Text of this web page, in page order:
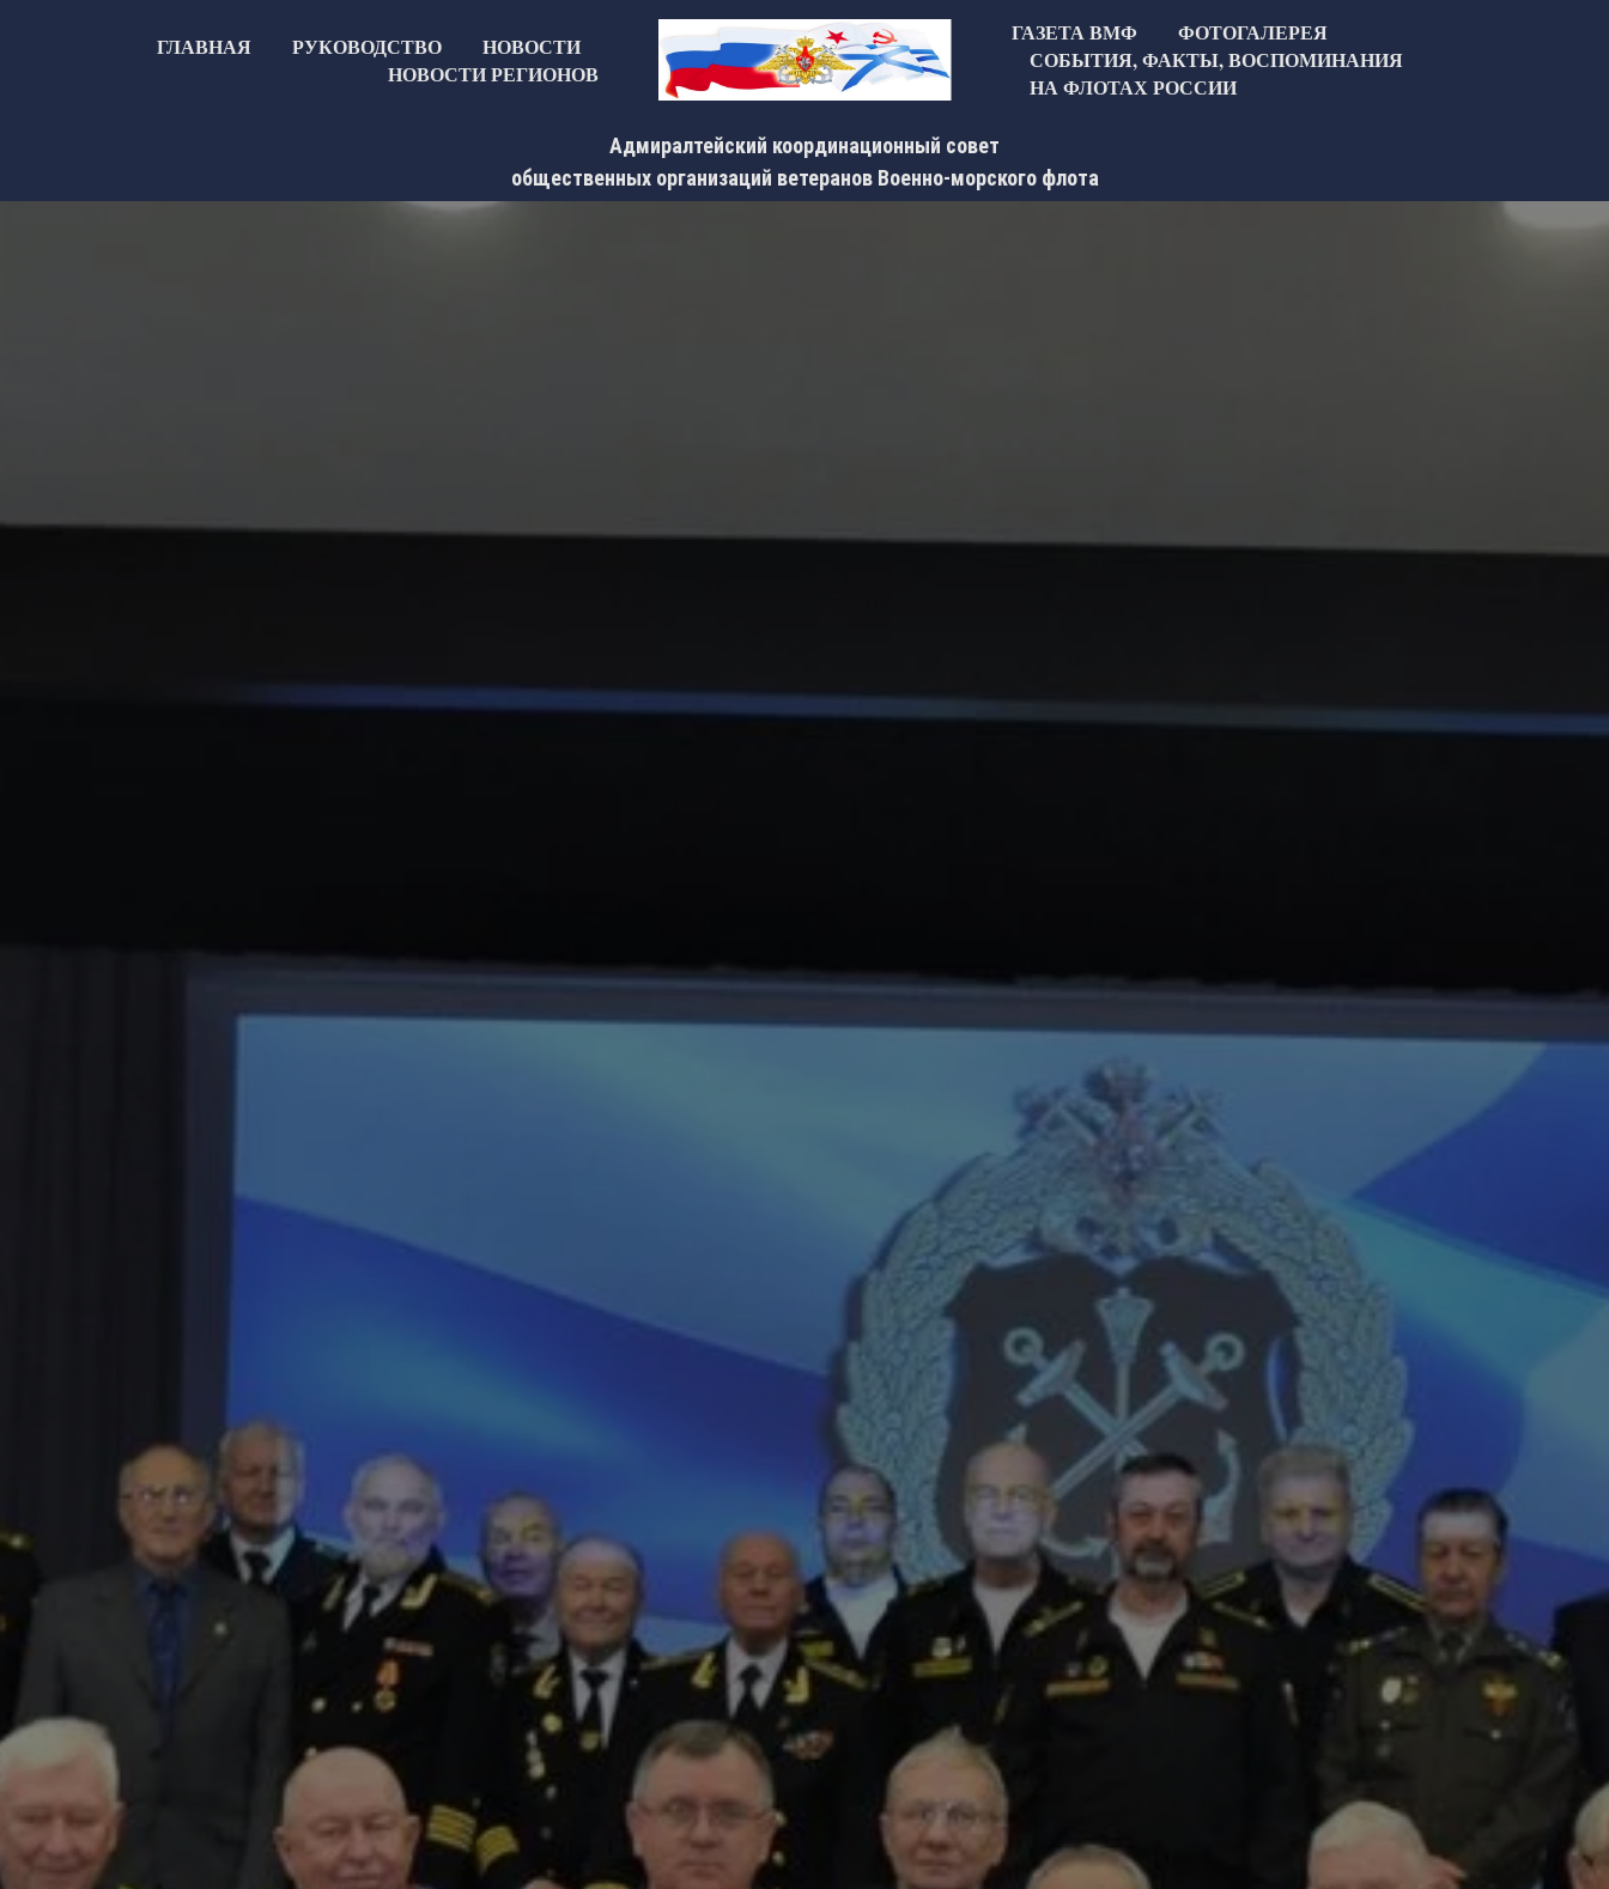
ГЛАВНАЯ РУКОВОДСТВО
НОВОСТИ
НОВОСТИ РЕГИОНОВ
ГАЗЕТА ВМФ
ФОТОГАЛЕРЕЯ
СОБЫТИЯ, ФАКТЫ, ВОСПОМИНАНИЯ
НА ФЛОТАХ РОССИИ
Адмиралтейский координационный совет
общественных организаций ветеранов Военно-морского флота